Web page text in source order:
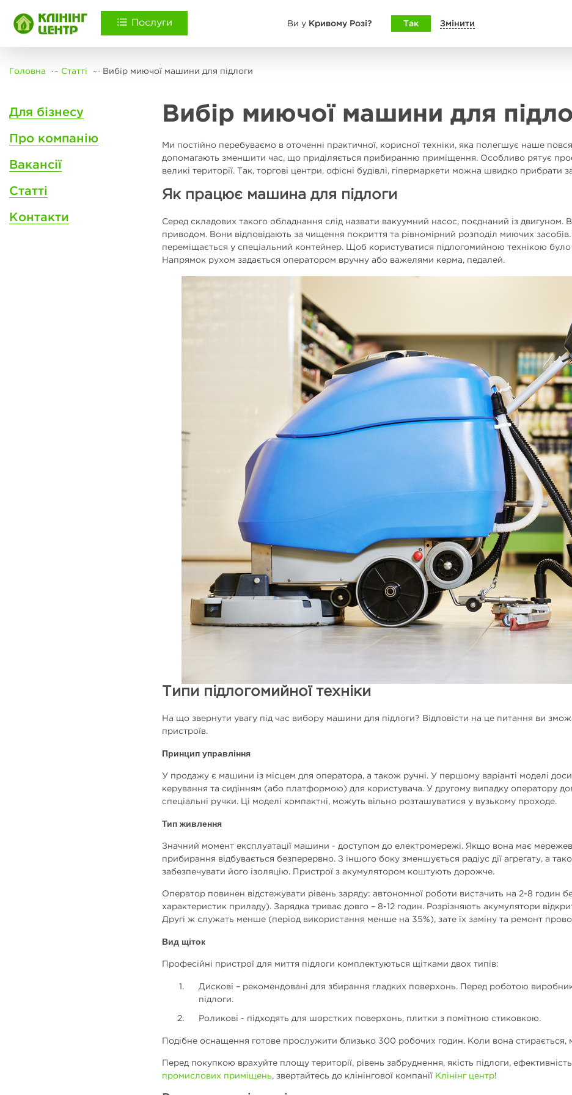
Послуги Ви уКривому Розі? Так Змінити
Головна Статті Вибір миючої машини для підлоги
Для бізнесу
Про компанію
Вакансії
Статті
Контакти
Вибір миючої машини для
Ми постійно перебуваємо в оточенні практичної, корисної техніки, яка полегшує наше
допомагають зменшити час, що приділяється прибиранню приміщення. Особливо рятує
великі території. Так, торгові центри, офісні будівлі, гіпермаркети можна швидко
Як працює машина для підлоги
Серед складових такого обладнання слід назвати вакуумний насос, поєднаний із
приводом. Вони відповідають за чищення покриття та рівномірний розподіл миючих
переміщається у спеціальний контейнер. Щоб користуватися підлогомийною технікою
Напрямок рухом задається оператором вручну або важелями керма, педалей.
Типи підлогомийної техніки
На що звернути увагу під час вибору машини для підлоги? Відповісти на це питання ви
пристроїв.
Принцип управління
У продажу є машини із місцем для оператора, а також ручні. У першому варіанті моделі
керування та сидінням (або платформою) для користувача. У другому випадку оператору
спеціальні ручки. Ці моделі компактні, можуть вільно розташуватися у вузькому проходе.
Тип живлення
Значний момент експлуатації машини - доступом до електромережі. Якщо вона має
прибирання відбувається безперервно. З іншого боку зменшується радіус дії агрегату, а
забезпечувати його ізоляцію. Пристрої з акумулятором коштують дорожче.
Оператор повинен відстежувати рівень заряду: автономної роботи вистачить на 2-8 годин
характеристик приладу). Зарядка триває довго – 8-12 годин. Розрізняють акумулятори
Другі ж служать менше (період використання менше на 35%), зате їх заміну та ремонт
Вид щіток
Професійні пристрої для миття підлоги комплектуються щітками двох типів:
Дискові – рекомендовані для збирання гладких поверхонь. Перед роботою
підлоги.
Роликові - підходять для шорстких поверхонь, плитки з помітною стиковкою.
Подібне оснащення готове прослужити близько 300 робочих годин. Коли вона стирається,
Перед покупкою врахуйте площу території, рівень забруднення, якість підлоги,
промислових приміщень, звертайтесь до клінінгової компанії Клінінг центр!